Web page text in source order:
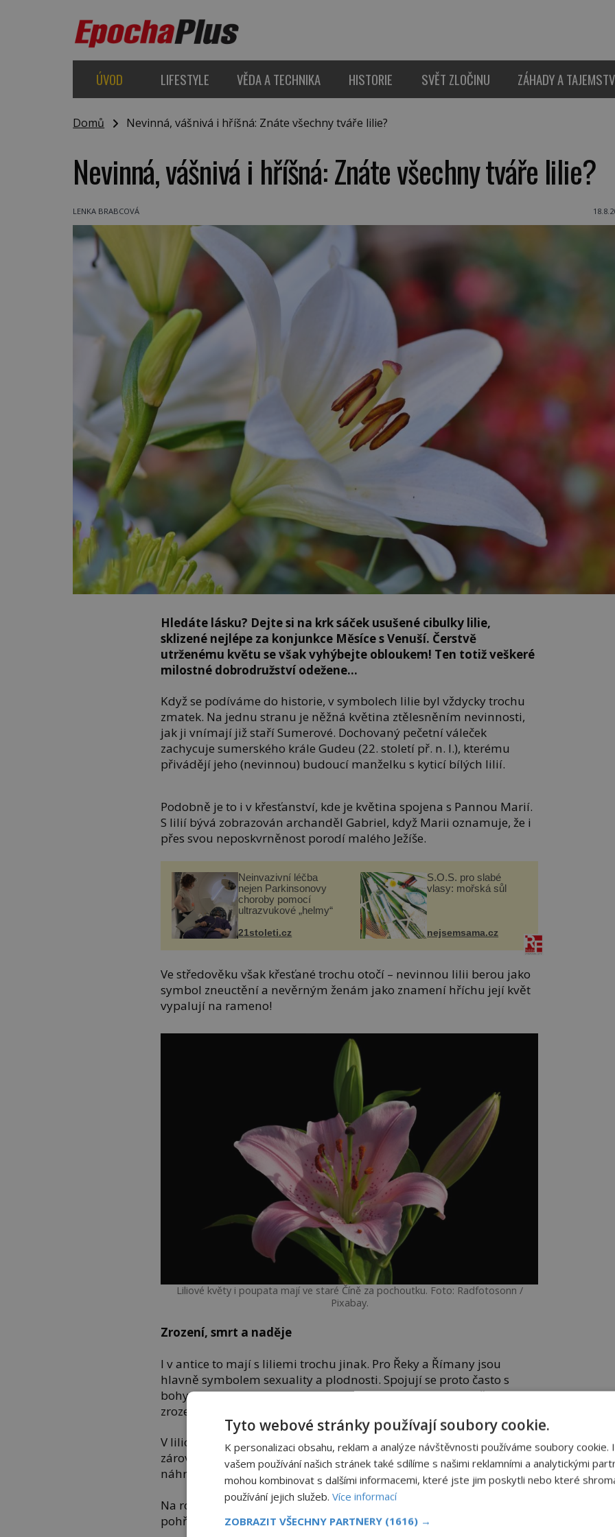
ÚVOD LIFESTYLE VĚDA A TECHNIKA HISTORIE SVĚT ZLOČINU ZÁHADY A
Domů Nevinná, vášnivá i hříšná: Znáte všechny tváře lilie?
Nevinná, vášnivá i hříšná: Znáte všechny tváře lilie?
LENKA BRABCOVÁ
Hledáte lásku? Dejte si na krk sáček usušené cibulky lilie,
sklizené nejlépe za konjunkce Měsíce s Venuší. Čerstvě
utrženému květu se však vyhýbejte obloukem! Ten totiž veškeré
milostné dobrodružství odežene…
Když se podíváme do historie, v symbolech lilie byl vždycky trochu
zmatek. Na jednu stranu je něžná květina ztělesněním nevinnosti,
jak ji vnímají již staří Sumerové. Dochovaný pečetní váleček
zachycuje sumerského krále Gudeu (22. století př. n. l.), kterému
přivádějí jeho (nevinnou) budoucí manželku s kyticí bílých lilií.
Podobně je to i v křesťanství, kde je květina spojena s Pannou Marií.
S lilií bývá zobrazován archanděl Gabriel, když Marii oznamuje, že i
přes svou neposkvrněnost porodí malého Ježíše.
Neinvazivní léčba
nejen Parkinsonovy
choroby pomocí
ultrazvukové „helmy“
21stoleti.cz
S.O.S. pro slabé
vlasy: mořská sůl
nejsemsama.cz
Ve středověku však křesťané trochu otočí – nevinnou lilii berou jako
symbol zneuctění a nevěrným ženám jako znamení hříchu její květ
vypalují na rameno!
Liliové květy i poupata mají ve staré Číně za pochoutku. Foto: Radfotosonn /
Pixabay.
Zrození, smrt a naděje
I v antice to mají s liliemi trochu jinak. Pro Řeky a Římany jsou
hlavně symbolem sexuality a plodnosti. Spojují se proto často s
bohyní Herou, která je ochránkyní rodiny, patronkou manželství a
zrození. Ale i s Artemis, bohyní lovu a o ochránkyní přírody.
V liliových květech lidé také hledají naději a lepší budoucnost,
zároveň však ztělesňují i smrt. Kresby lilií často najdete na
náhrobních kamenech, jiné s úctou zdobí smuteční kytice.
Na rozdíl od svatebních, kde převažují bílé, jsou však lilie na
pohřbech často růžové či purpurové.
Tyto webové stránky používají soubory cookie.
K personalizaci obsahu, reklam a analýze návštěvnosti používáme soubory cookie.
vašem používání našich stránek také sdílíme s našimi reklamními a analytickými
mohou kombinovat s dalšími informacemi, které jste jim poskytli nebo které
používání jejich služeb. Více informací
ZOBRAZIT VŠECHNY PARTNERY (1616) →